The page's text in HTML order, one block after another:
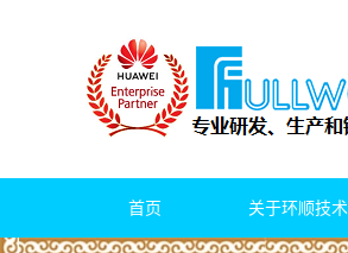
首页 关于环顺技术